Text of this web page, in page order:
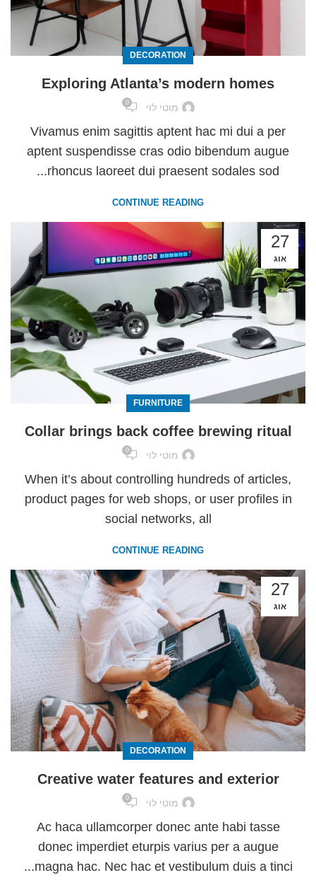
DECORATION
Exploring Atlanta’s modern homes
מוטי לוי 0
Vivamus enim sagittis aptent hac mi dui a per
aptent suspendisse cras odio bibendum augue
rhoncus laoreet dui praesent sodales sod...
CONTINUE READING
27
אוג
FURNITURE
Collar brings back coffee brewing ritual
מוטי לוי 0
When it’s about controlling hundreds of articles,
product pages for web shops, or user profiles in
social networks, all
CONTINUE READING
27
אוג
DECORATION
Creative water features and exterior
מוטי לוי 0
Ac haca ullamcorper donec ante habi tasse
donec imperdiet eturpis varius per a augue
magna hac. Nec hac et vestibulum duis a tinci...